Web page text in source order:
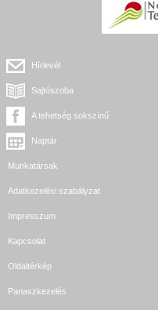
Hírlevél
Sajtószoba
A tehetség sokszínű
Naptár
Munkatársak
Adatkezelési szabályzat
Impresszum
Kapcsolat
Oldaltérkép
Panaszkezelés